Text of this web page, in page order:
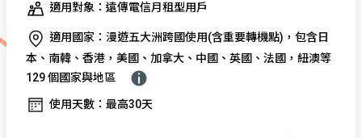
適用對象：遠傳電信月租型用戶
適用國家：漫遊五大洲跨國使用(含重要轉機點)，包含日
本、南韓、香港，美國、加拿大、中國、英國、法國，紐澳等
129 個國家與地區
使用天數：最高30天